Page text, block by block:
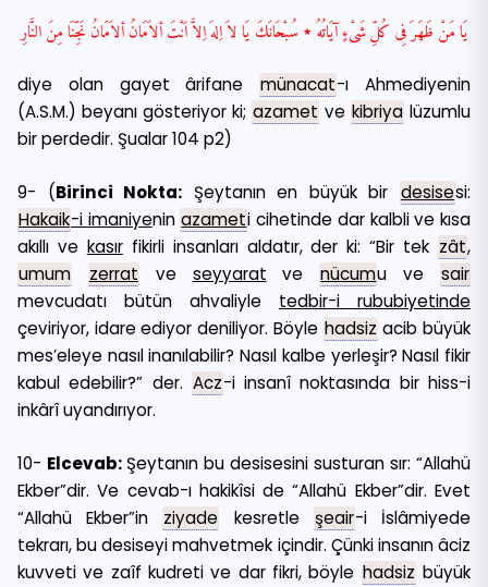
يَا مَنْ ظَهَرَ فِى كُلِّ شَىْءٍ آيَاتُهُ ٭ سُبْحَانَكَ يَا لاَ اِلهَ اِلاَّ اَنْتَ اْلاَمَانُ اْلاَمَانُ نَجِّنَا مِنَ النَّارِ
diye olan gayet ârifane münacat-ı Ahmediyenin
(A.S.M.) beyanı gösteriyor ki; azamet ve kibriya lüzumlu
bir perdedir. Şualar 104 p2)
9- (Birinci Nokta: Şeytanın en büyük bir desisesi:
Hakaik-i imaniyenin azameti cihetinde dar kalbli ve kısa
akıllı ve kasırfikirli insanları aldatır, der ki: “Bir tek zât,
umum
zerrat ve seyyarat ve nücumu ve sair
mevcudatı bütün ahvaliyle tedbir-i rububiyetinde
çeviriyor, idare ediyor deniliyor. Böyle hadsiz acib büyük
mes’eleye nasıl inanılabilir? Nasıl kalbe yerleşir? Nasıl fikir
kabul edebilir?” der. Acz-i insanî noktasında bir hiss-i
inkârî uyandırıyor.
10- Elcevab: Şeytanın bu desisesini susturan sır: “Allahü
Ekber”dir. Ve cevab-ı hakikîsi de “Allahü Ekber”dir. Evet
“Allahü Ekber”in ziyade kesretle şeair-i İslâmiyede
tekrarı, bu desiseyi mahvetmek içindir. Çünki insanın âciz
kuvveti ve zaîf kudreti ve dar fikri, böyle hadsiz büyük